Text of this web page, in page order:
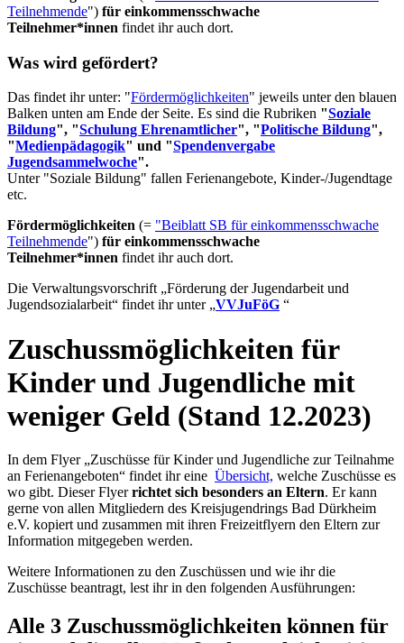
Teilnehmende") für einkommensschwache
Teilnehmer*innen findet ihr auch dort.
Was wird gefördert?
Das findet ihr unter: "Fördermöglichkeiten" jeweils unter den blauen
Balken unten am Ende der Seite. Es sind die Rubriken "Soziale
Bildung", "Schulung Ehrenamtlicher", "Politische Bildung",
"Medienpädagogik" und "Spendenvergabe
Jugendsammelwoche".
Unter "Soziale Bildung" fallen Ferienangebote, Kinder-/Jugendtage
etc.
Fördermöglichkeiten (= "Beiblatt SB für einkommensschwache
Teilnehmende") für einkommensschwache
Teilnehmer*innen findet ihr auch dort.
Die Verwaltungsvorschrift „Förderung der Jugendarbeit und
Jugendsozialarbeit“ findet ihr unter „VVJuFöG “
Zuschussmöglichkeiten für
Kinder und Jugendliche mit
weniger Geld (Stand 12.2023)
In dem Flyer „Zuschüsse für Kinder und Jugendliche zur Teilnahme
an Ferienangeboten“ findet ihr eine Übersicht, welche Zuschüsse es
wo gibt. Dieser Flyerrichtet sich besonders an Eltern. Er kann
gerne von allen Mitgliedern des Kreisjugendrings Bad Dürkheim
e.V. kopiert und zusammen mit ihren Freizeitflyern den Eltern zur
Information mitgegeben werden.
Weitere Informationen zu den Zuschüssen und wie ihr die
Zuschüsse beantragt, lest ihr in den folgenden Ausführungen:
Alle 3 Zuschussmöglichkeiten können für